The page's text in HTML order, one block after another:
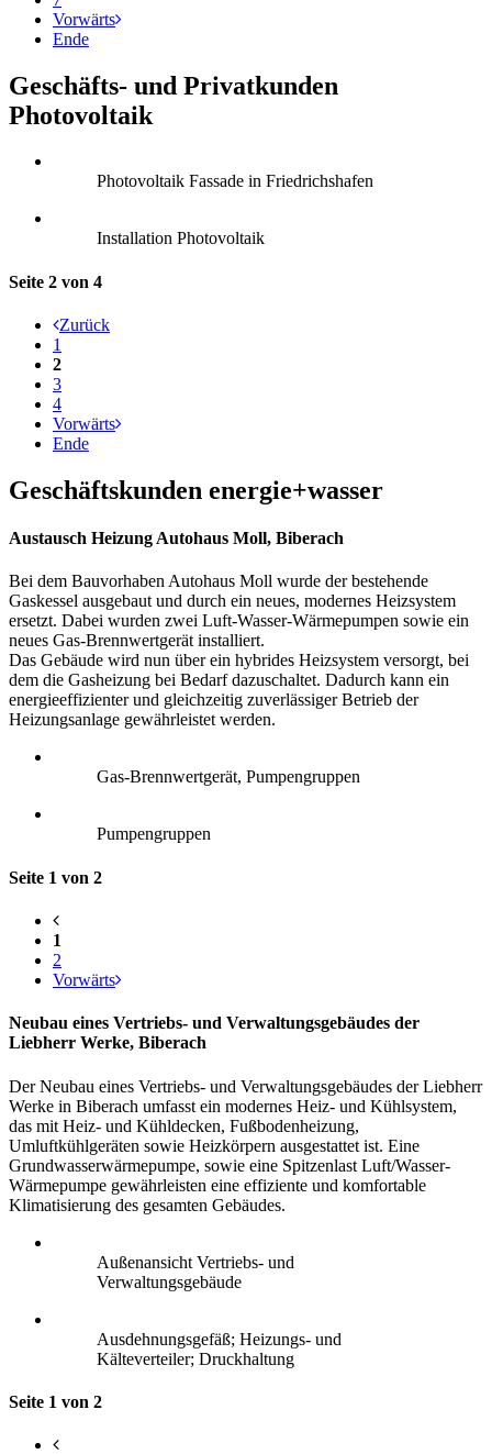
Vorwärts
Ende
Geschäfts- und Privatkunden
Photovoltaik
Photovoltaik Fassade in Friedrichshafen
Installation Photovoltaik
Seite 2 von 4
Zurück
1
2
3
4
Vorwärts
Ende
Geschäftskunden energie+wasser
Austausch Heizung Autohaus Moll, Biberach
Bei dem Bauvorhaben Autohaus Moll wurde der bestehende
Gaskessel ausgebaut und durch ein neues, modernes Heizsystem
ersetzt. Dabei wurden zwei Luft-Wasser-Wärmepumpen sowie ein
neues Gas-Brennwertgerät installiert.
Das Gebäude wird nun über ein hybrides Heizsystem versorgt, bei
dem die Gasheizung bei Bedarf dazuschaltet. Dadurch kann ein
energieeffizienter und gleichzeitig zuverlässiger Betrieb der
Heizungsanlage gewährleistet werden.
Gas-Brennwertgerät, Pumpengruppen
Pumpengruppen
Seite 1 von 2
1
2
Vorwärts
Neubau eines Vertriebs- und Verwaltungsgebäudes der
Liebherr Werke, Biberach
Der Neubau eines Vertriebs- und Verwaltungsgebäudes der Liebherr
Werke in Biberach umfasst ein modernes Heiz- und Kühlsystem,
das mit Heiz- und Kühldecken, Fußbodenheizung,
Umluftkühlgeräten sowie Heizkörpern ausgestattet ist. Eine
Grundwasserwärmepumpe, sowie eine Spitzenlast Luft/Wasser-
Wärmepumpe gewährleisten eine effiziente und komfortable
Klimatisierung des gesamten Gebäudes.
Außenansicht Vertriebs- und
Verwaltungsgebäude
Ausdehnungsgefäß; Heizungs- und
Kälteverteiler; Druckhaltung
Seite 1 von 2